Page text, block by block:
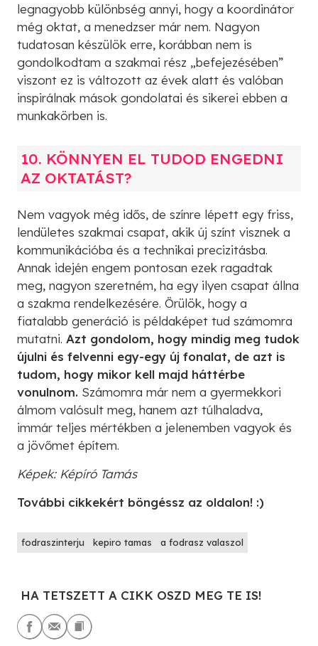
legnagyobb különbség annyi, hogy a koordinátor
még oktat, a menedzser már nem. Nagyon
tudatosan készülök erre, korábban nem is
gondolkodtam a szakmai rész „befejezésében”
viszont ez is változott az évek alatt és valóban
inspirálnak mások gondolatai és sikerei ebben a
munkakörben is.
10. KÖNNYEN EL TUDOD ENGEDNI
AZ OKTATÁST?
Nem vagyok még idős, de színre lépett egy friss,
lendületes szakmai csapat, akik új színt visznek a
kommunikációba és a technikai precizitásba.
Annak idején engem pontosan ezek ragadtak
meg, nagyon szeretném, ha egy ilyen csapat állna
a szakma rendelkezésére. Örülök, hogy a
fiatalabb generáció is példaképet tud számomra
mutatni. Azt gondolom, hogy mindig meg tudok
újulni és felvenni egy-egy új fonalat, de azt is
tudom, hogy mikor kell majd háttérbe
vonulnom. Számomra már nem a gyermekkori
álmom valósult meg, hanem azt túlhaladva,
immár teljes mértékben a jelenemben vagyok és
a jövőmet építem.
Képek: Képíró Tamás
További cikkekért böngéssz az oldalon! :)
fodraszinterju kepiro tamas a fodrasz valaszol
HA TETSZETT A CIKK OSZD MEG TE IS!